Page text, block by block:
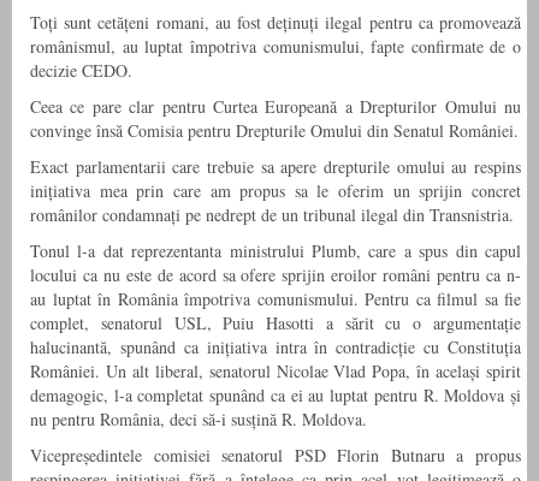
Toți sunt cetățeni romani, au fost deținuți ilegal pentru ca promovează
românismul, au luptat împotriva comunismului, fapte confirmate de o
decizie CEDO.
Ceea ce pare clar pentru Curtea Europeană a Drepturilor Omului nu
convinge însă Comisia pentru Drepturile Omului din Senatul României.
Exact parlamentarii care trebuie sa apere drepturile omului au respins
inițiativa mea prin care am propus sa le oferim un sprijin concret
românilor condamnați pe nedrept de un tribunal ilegal din Transnistria.
Tonul l-a dat reprezentanta ministrului Plumb, care a spus din capul
locului ca nu este de acord sa ofere sprijin eroilor români pentru ca n-
au luptat în România împotriva comunismului. Pentru ca filmul sa fie
complet, senatorul USL, Puiu Hasotti a sărit cu o argumentație
halucinantă, spunând ca inițiativa intra în contradicție cu Constituția
României. Un alt liberal, senatorul Nicolae Vlad Popa, în același spirit
demagogic, l-a completat spunând ca ei au luptat pentru R. Moldova și
nu pentru România, deci să-i susțină R. Moldova.
Vicepreședintele comisiei senatorul PSD Florin Butnaru a propus